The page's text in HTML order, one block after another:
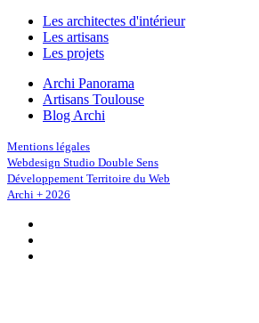
Les architectes d'intérieur
Les artisans
Les projets
Archi Panorama
Artisans Toulouse
Blog Archi
Mentions légales
Webdesign Studio Double Sens
Développement Territoire du Web
Archi + 2026